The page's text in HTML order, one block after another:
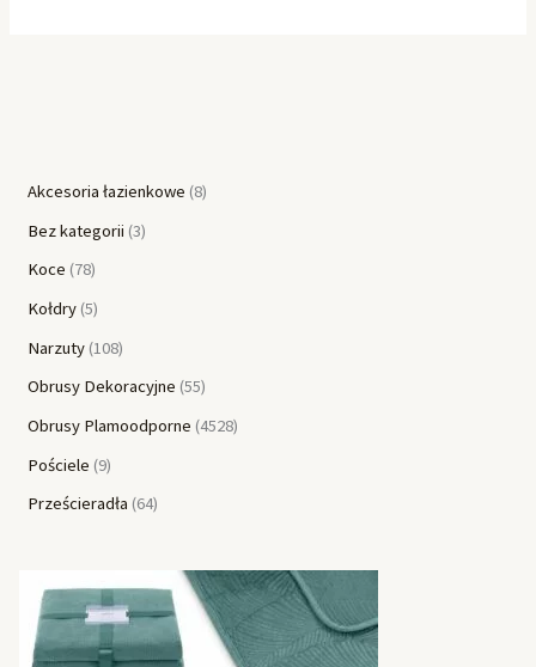
Akcesoria łazienkowe 8
Bez kategorii 3
Koce 78
Kołdry 5
Narzuty 108
Obrusy Dekoracyjne 55
Obrusy Plamoodporne 4528
Pościele 9
Prześcieradła 64